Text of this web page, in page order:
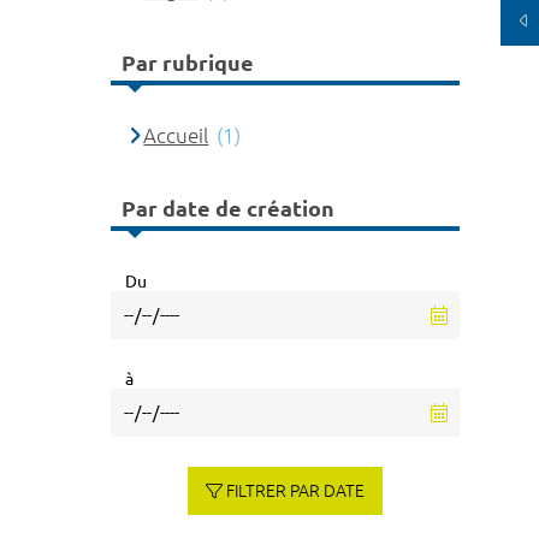
Par rubrique
Accueil (1)
Par date de création
Du
à
FILTRER PAR DATE